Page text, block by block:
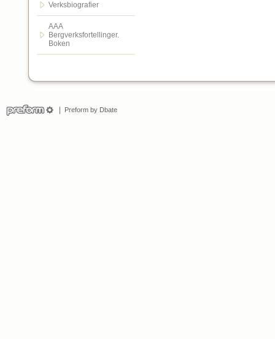
Verksbiografier
AAA
Bergverksfortellinger.
Boken
Preform by Dbate